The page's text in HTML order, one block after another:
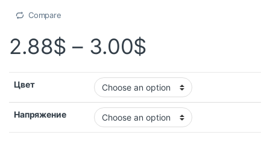
Compare
2.88$ – 3.00$
Цвет
Напряжение